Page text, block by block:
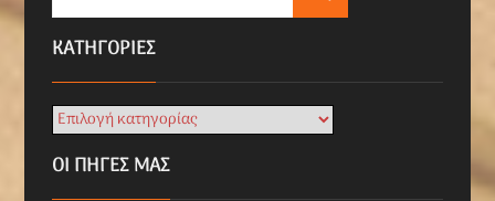
KΑΤΗΓΟΡΊΕΣ
ΟΙ ΠΗΓΕΣ ΜΑΣ